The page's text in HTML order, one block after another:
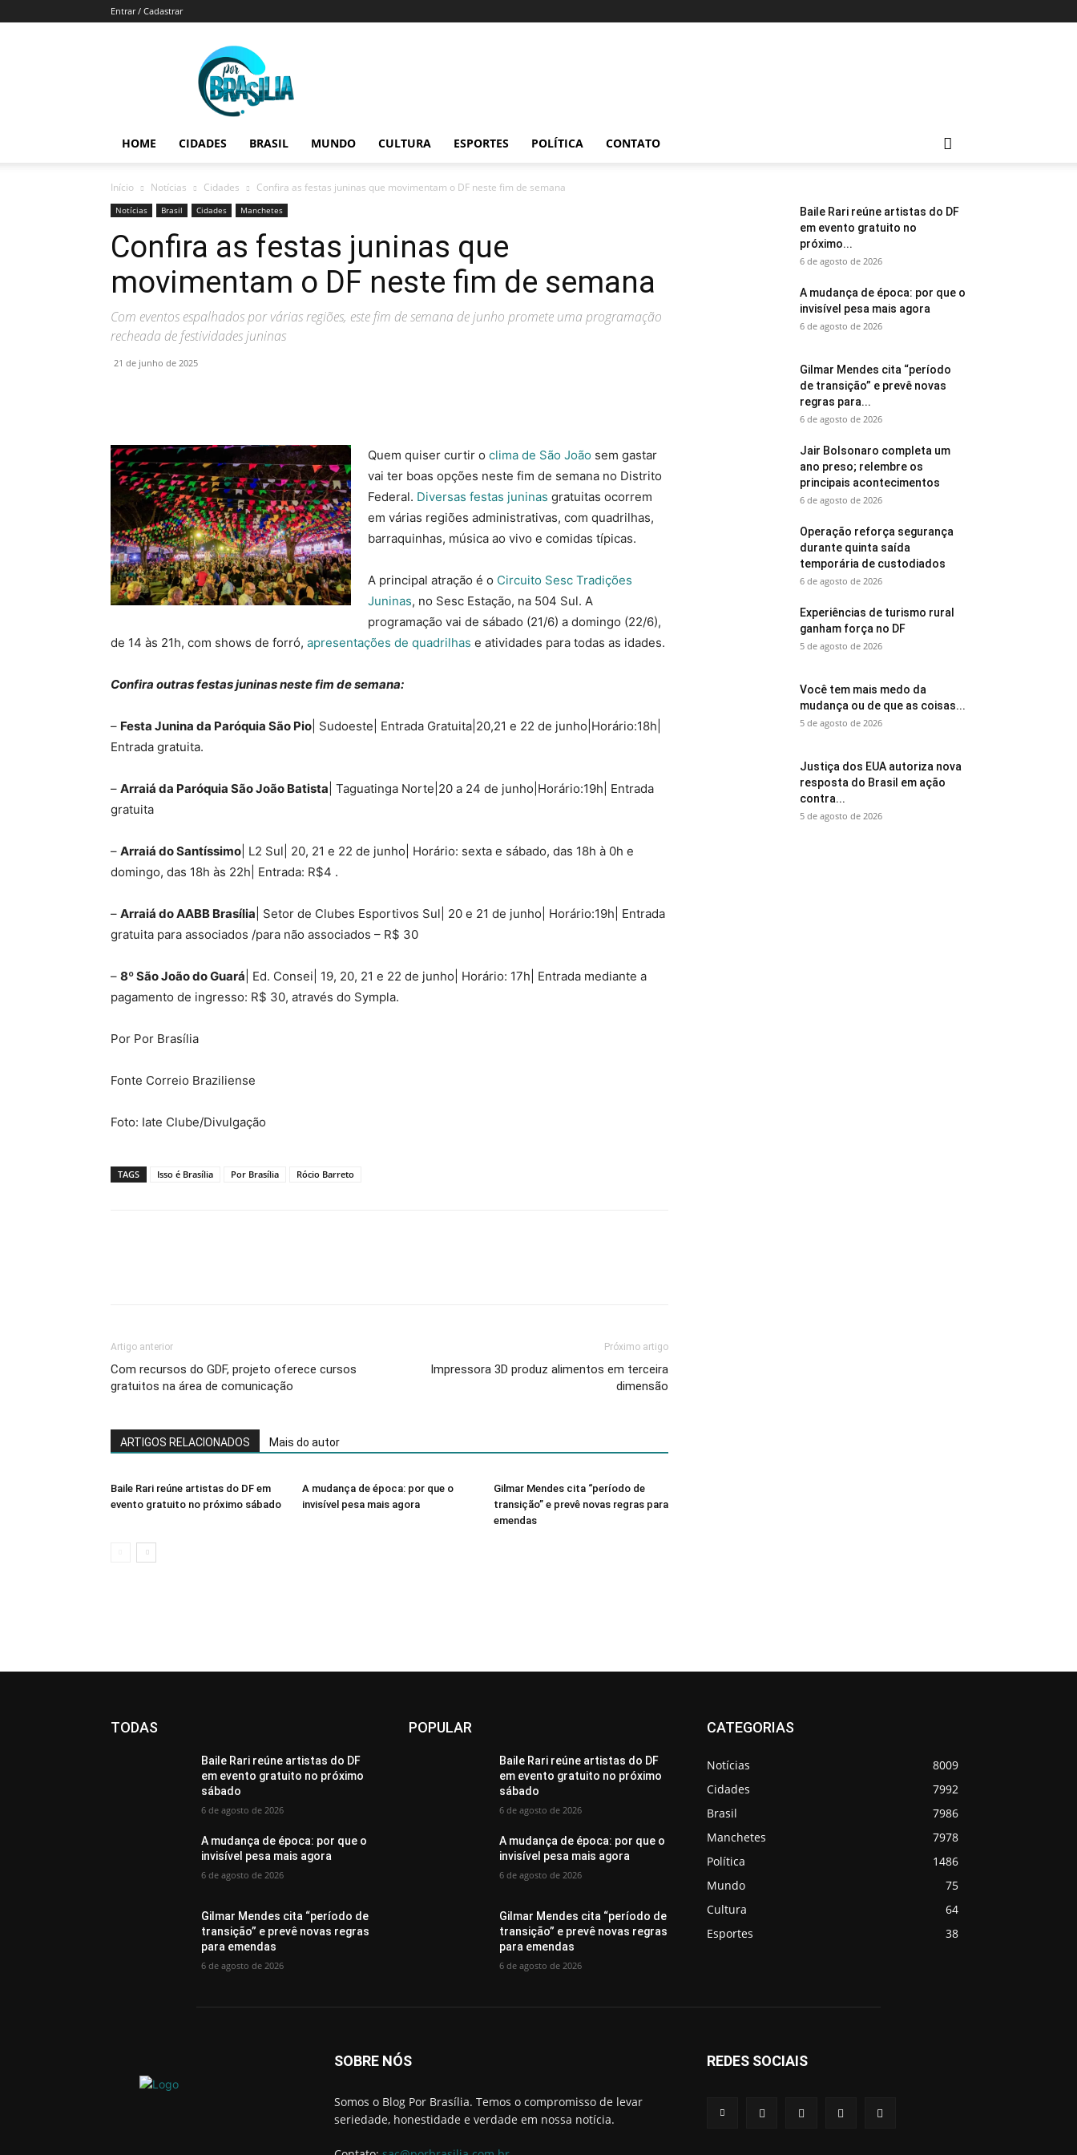
Entrar / Cadastrar
Por
Brasília
HOME CIDADES BRASIL MUNDO CULTURA ESPORTES POLÍTICA CONTATO
Início Notícias Cidades Confira as festas juninas que movimentam o DF neste fim de semana
Notícias Brasil Cidades Manchetes
Confira as festas juninas que
movimentam o DF neste fim de semana
Com eventos espalhados por várias regiões, este fim de semana de junho promete uma programação
recheada de festividades juninas
21 de junho de 2025
Quem quiser curtir o clima de São João sem gastar
vai ter boas opções neste fim de semana no Distrito
Federal. Diversas festas juninas gratuitas ocorrem
em várias regiões administrativas, com quadrilhas,
barraquinhas, música ao vivo e comidas típicas.
A principal atração é o Circuito Sesc Tradições
Juninas, no Sesc Estação, na 504 Sul. A
programação vai de sábado (21/6) a domingo (22/6),
de 14 às 21h, com shows de forró, apresentações de quadrilhas e atividades para todas as idades.
Confira outras festas juninas neste fim de semana:
– Festa Junina da Paróquia São Pio | Sudoeste| Entrada Gratuita|20,21 e 22 de junho|Horário:18h|
Entrada gratuita.
– Arraiá da Paróquia São João Batista | Taguatinga Norte|20 a 24 de junho|Horário:19h| Entrada
gratuita
– Arraiá do Santíssimo | L2 Sul| 20, 21 e 22 de junho| Horário: sexta e sábado, das 18h à 0h e
domingo, das 18h às 22h| Entrada: R$4 .
– Arraiá do AABB Brasília | Setor de Clubes Esportivos Sul| 20 e 21 de junho| Horário:19h| Entrada
gratuita para associados /para não associados – R$ 30
– 8º São João do Guará | Ed. Consei| 19, 20, 21 e 22 de junho| Horário: 17h| Entrada mediante a
pagamento de ingresso: R$ 30, através do Sympla.
Por Por Brasília
Fonte Correio Braziliense
Foto: Iate Clube/Divulgação
TAGS Isso é Brasília Por Brasília Rócio Barreto
Artigo anterior
Com recursos do GDF, projeto oferece cursos
gratuitos na área de comunicação
Próximo artigo
Impressora 3D produz alimentos em terceira
dimensão
ARTIGOS RELACIONADOS Mais do autor
Baile Rari reúne artistas do DF em
evento gratuito no próximo sábado
A mudança de época: por que o
invisível pesa mais agora
Gilmar Mendes cita “período de
transição” e prevê novas regras para
emendas
Baile Rari reúne artistas do DF
em evento gratuito no
próximo...
6 de agosto de 2026
A mudança de época: por que o
invisível pesa mais agora
6 de agosto de 2026
Gilmar Mendes cita “período
de transição” e prevê novas
regras para...
6 de agosto de 2026
Jair Bolsonaro completa um
ano preso; relembre os
principais acontecimentos
6 de agosto de 2026
Operação reforça segurança
durante quinta saída
temporária de custodiados
6 de agosto de 2026
Experiências de turismo rural
ganham força no DF
5 de agosto de 2026
Você tem mais medo da
mudança ou de que as coisas...
5 de agosto de 2026
Justiça dos EUA autoriza nova
resposta do Brasil em ação
contra...
5 de agosto de 2026
TODAS
Baile Rari reúne artistas do DF
em evento gratuito no próximo
sábado
6 de agosto de 2026
A mudança de época: por que o
invisível pesa mais agora
6 de agosto de 2026
Gilmar Mendes cita “período de
transição” e prevê novas regras
para emendas
6 de agosto de 2026
POPULAR
Baile Rari reúne artistas do DF
em evento gratuito no próximo
sábado
6 de agosto de 2026
A mudança de época: por que o
invisível pesa mais agora
6 de agosto de 2026
Gilmar Mendes cita “período de
transição” e prevê novas regras
para emendas
6 de agosto de 2026
CATEGORIAS
Notícias
8009
Cidades
7992
Brasil
7986
Manchetes
7978
Política
1486
Mundo
75
Cultura
64
Esportes
38
SOBRE NÓS
Somos o Blog Por Brasília. Temos o compromisso de levar
seriedade, honestidade e verdade em nossa notícia.
REDES SOCIAIS